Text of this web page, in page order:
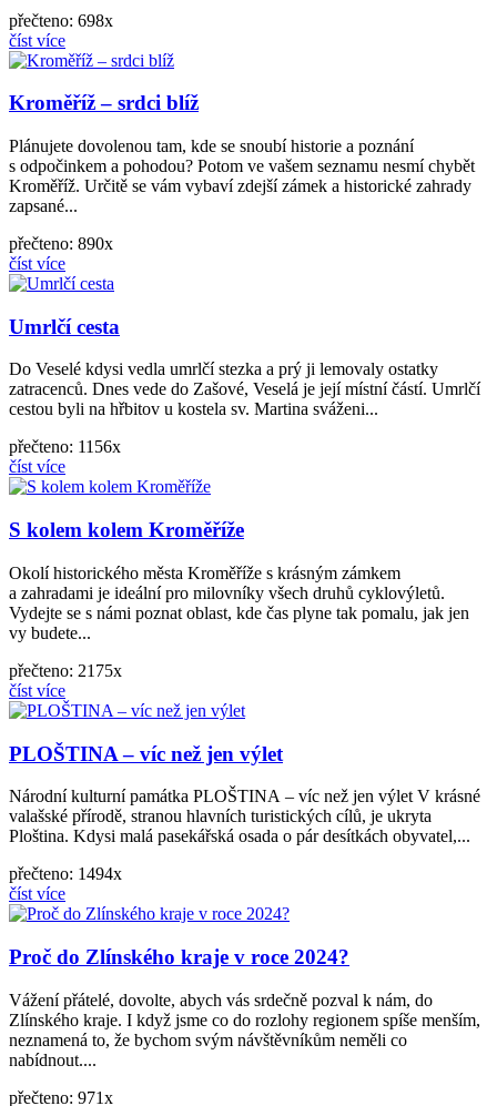
přečteno: 698x
číst více
Kroměříž – srdci blíž
Plánujete dovolenou tam, kde se snoubí historie a poznání
s odpočinkem a pohodou? Potom ve vašem seznamu nesmí chybět
Kroměříž. Určitě se vám vybaví zdejší zámek a historické zahrady
zapsané...
přečteno: 890x
číst více
Umrlčí cesta
Do Veselé kdysi vedla umrlčí stezka a prý ji lemovaly ostatky
zatracenců. Dnes vede do Zašové, Veselá je její místní částí. Umrlčí
cestou byli na hřbitov u kostela sv. Martina sváženi...
přečteno: 1156x
číst více
S kolem kolem Kroměříže
Okolí historického města Kroměříže s krásným zámkem
a zahradami je ideální pro milovníky všech druhů cyklovýletů.
Vydejte se s námi poznat oblast, kde čas plyne tak pomalu, jak jen
vy budete...
přečteno: 2175x
číst více
PLOŠTINA – víc než jen výlet
Národní kulturní památka PLOŠTINA – víc než jen výlet V krásné
valašské přírodě, stranou hlavních turistických cílů, je ukryta
Ploština. Kdysi malá pasekářská osada o pár desítkách obyvatel,...
přečteno: 1494x
číst více
Proč do Zlínského kraje v roce 2024?
Vážení přátelé, dovolte, abych vás srdečně pozval k nám, do
Zlínského kraje. I když jsme co do rozlohy regio­nem spíše menším,
neznamená to, že bychom svým návštěvníkům neměli co
nabídnout....
přečteno: 971x